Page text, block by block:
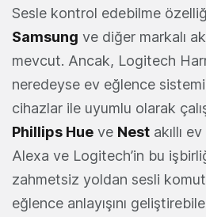
Sesle kontrol edebilme
Samsung ve diğer markalı
mevcut. Ancak, Logitech
neredeyse ev eğlence
cihazlar ile uyumlu olarak
Phillips Hue ve Nest akıllı
Alexa ve Logitech’in bu
zahmetsiz yoldan sesli
eğlence anlayışını